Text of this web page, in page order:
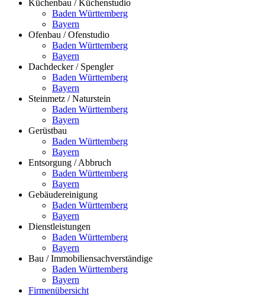
Küchenbau / Küchenstudio
Baden Württemberg
Bayern
Ofenbau / Ofenstudio
Baden Württemberg
Bayern
Dachdecker / Spengler
Baden Württemberg
Bayern
Steinmetz / Naturstein
Baden Württemberg
Bayern
Gerüstbau
Baden Württemberg
Bayern
Entsorgung / Abbruch
Baden Württemberg
Bayern
Gebäudereinigung
Baden Württemberg
Bayern
Dienstleistungen
Baden Württemberg
Bayern
Bau / Immobiliensachverständige
Baden Württemberg
Bayern
Firmenübersicht